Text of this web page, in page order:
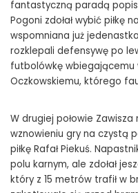
fantastyczną paradą
Pogoni zdołał wybić piłkę
wspomniana już
rozklepali defensywę po
futbolówkę wbiegającemu
Oczkowskiemu, którego
W drugiej połowie
wznowieniu gry na czystą
piłkę Rafał Piekuś.
polu karnym, ale zdołał
który z 15 metrów trafił w